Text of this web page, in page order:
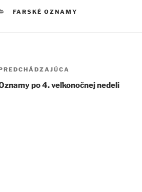
KATEGÓRIE
FARSKÉ OZNAMY
po 4. veľkonočnej nedeli